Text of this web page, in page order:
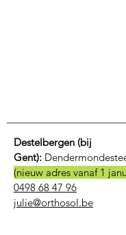
Destelbergen (bij
Gent):
(nieuw adres vanaf 1
0498 68 47 96
julie@orthosol.be